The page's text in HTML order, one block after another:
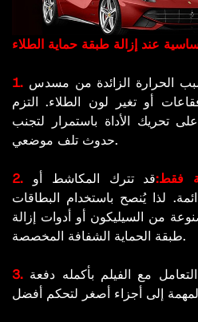
عند إزالة طبقة حماية الطلاء
الحرارة الزائدة من مسدس
أو تغير لون الطلاء. التزم
تحريك الأداة باستمرار لتجنب
حدوث تلف موضعي.
فقط:قد تترك المكاشط أو
لذا يُنصح باستخدام البطاقات
من السيليكون أو أدوات إزالة
طبقة الحماية الشفافة المخصصة.
مع الفيلم بأكمله دفعة